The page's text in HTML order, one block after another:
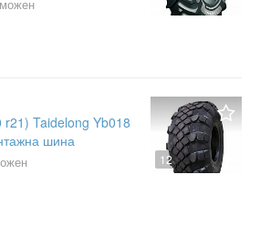
12
Taidelong Yb018
шина